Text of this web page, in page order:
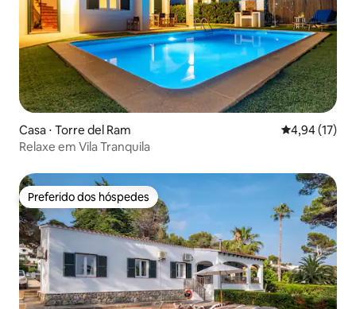
Casa ⋅ Torre del Ram 4,94 de uma
4,94 (17)
Relaxe em Vila Tranquila
Preferido dos hóspedes
Preferido dos hóspedes